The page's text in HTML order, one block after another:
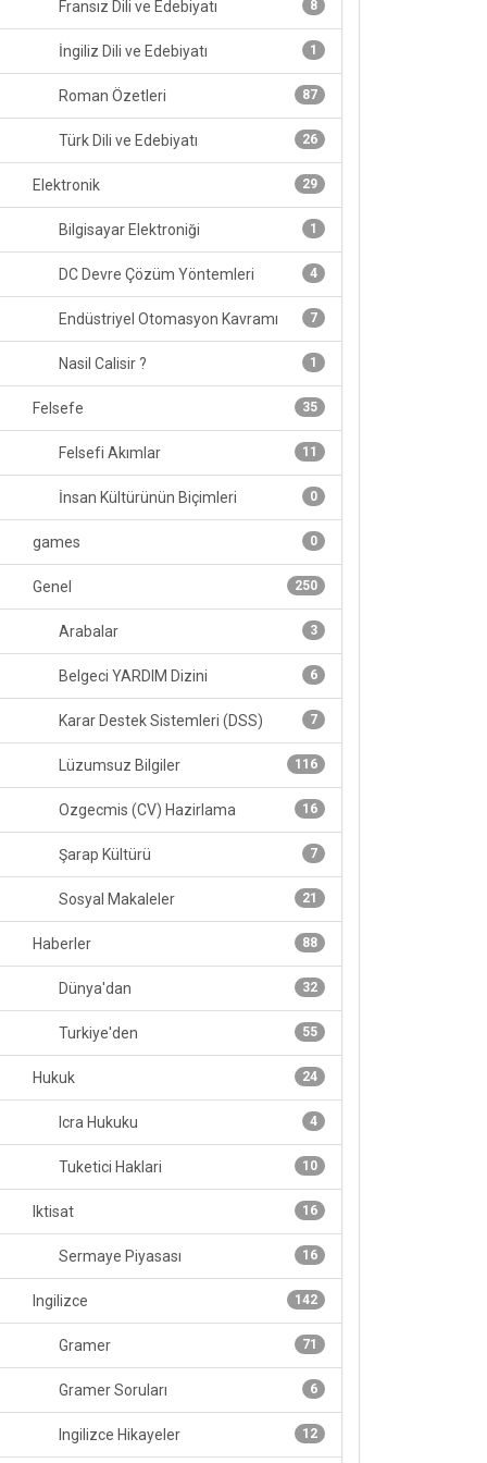
8
Fransız Dili ve Edebiyatı
1
İngiliz Dili ve Edebiyatı
87
Roman Özetleri
26
Türk Dili ve Edebiyatı
29
Elektronik
1
Bilgisayar Elektroniği
4
DC Devre Çözüm Yöntemleri
7
Endüstriyel Otomasyon Kavramı
1
Nasil Calisir ?
35
Felsefe
11
Felsefi Akımlar
0
İnsan Kültürünün Biçimleri
0
games
250
Genel
3
Arabalar
6
Belgeci YARDIM Dizini
7
Karar Destek Sistemleri (DSS)
116
Lüzumsuz Bilgiler
16
Ozgecmis (CV) Hazirlama
7
Şarap Kültürü
21
Sosyal Makaleler
88
Haberler
32
Dünya'dan
55
Turkiye'den
24
Hukuk
4
Icra Hukuku
10
Tuketici Haklari
16
Iktisat
16
Sermaye Piyasası
142
Ingilizce
71
Gramer
6
Gramer Soruları
12
Ingilizce Hikayeler